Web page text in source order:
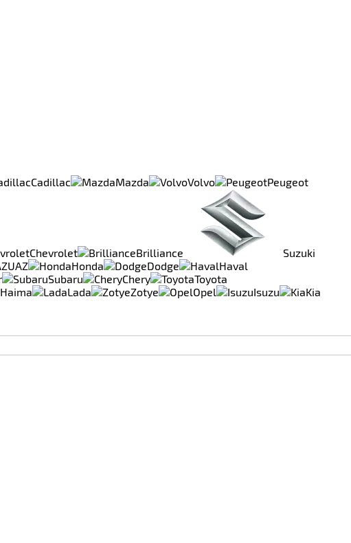
Cadillac Mazda Volvo Peugeot
Chevrolet Brilliance
Suzuki
UAZ Honda Dodge
Haval
Subaru Chery
Toyota
Haima Lada Zotye Opel Isuzu
Kia